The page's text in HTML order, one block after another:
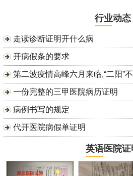
行业动态
走读诊断证明开什么病
开病假条的要求
第二波疫情高峰六月来临,“二阳”
一份完整的三甲医院病历证明
病例书写的规定
代开医院病假单证明
英语医院证